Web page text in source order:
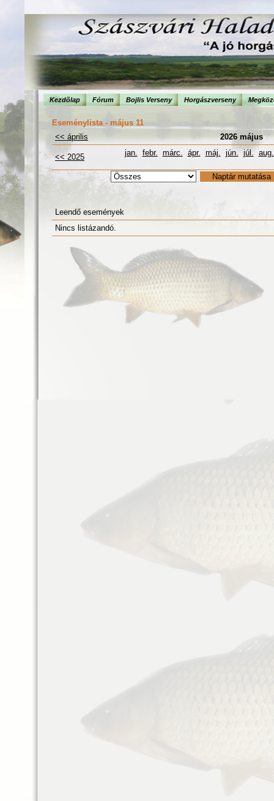
Kezdõlap Fórum Bojlis Verseny Horgászverseny
Eseménylista - május 11
<< április
2026 május
<< 2025 jan. febr. márc. ápr. máj. jún. júl. aug.
Leendő események
Nincs listázandó.